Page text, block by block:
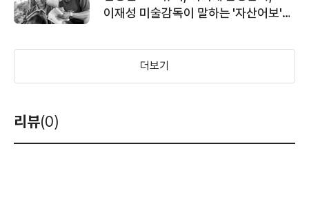
이재성 미술감독이 말하는 '자산어보'
더보기
리뷰(0)